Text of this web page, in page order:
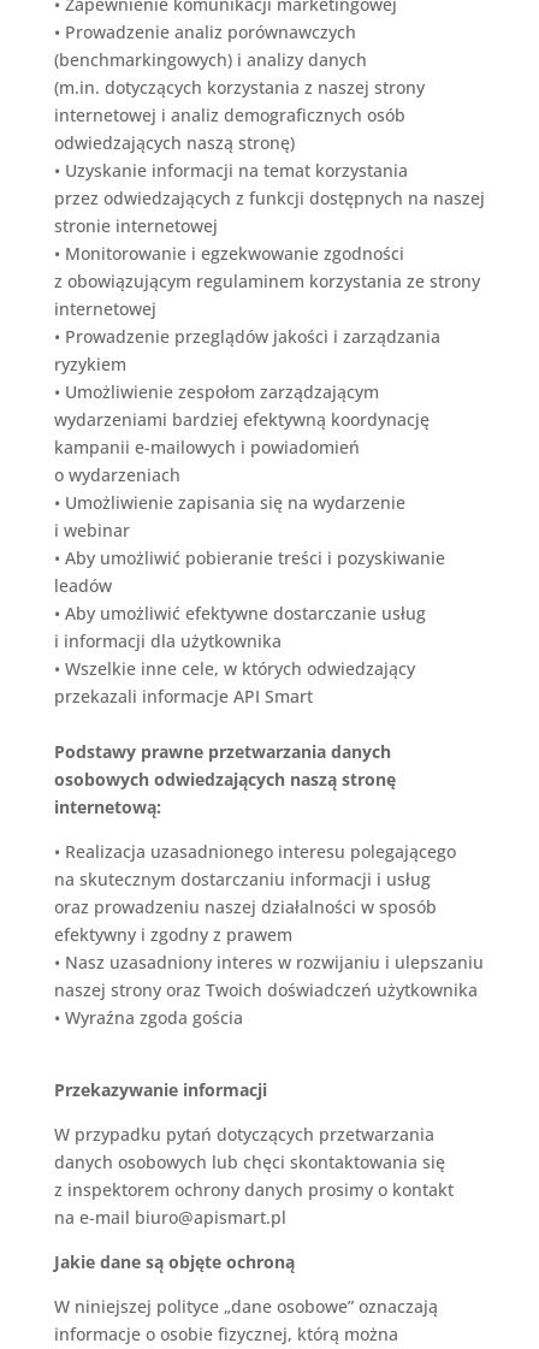
• Prowadzenie analiz porównawczych
(benchmarkingowych) i analizy danych
(m.in. dotyczących korzystania z naszej strony
internetowej i analiz demograficznych osób
odwiedzających naszą stronę)
• Uzyskanie informacji na temat korzystania
przez odwiedzających z funkcji dostępnych na naszej
stronie internetowej
• Monitorowanie i egzekwowanie zgodności
z obowiązującym regulaminem korzystania ze strony
internetowej
• Prowadzenie przeglądów jakości i zarządzania
ryzykiem
• Umożliwienie zespołom zarządzającym
wydarzeniami bardziej efektywną koordynację
kampanii e-mailowych i powiadomień
o wydarzeniach
• Umożliwienie zapisania się na wydarzenie
i webinar
• Aby umożliwić pobieranie treści i pozyskiwanie
leadów
• Aby umożliwić efektywne dostarczanie usług
i informacji dla użytkownika
• Wszelkie inne cele, w których odwiedzający
przekazali informacjeAPI Smart
Podstawy prawne przetwarzania danych
osobowych odwiedzających naszą stronę
internetową:
• Realizacja uzasadnionego interesu polegającego
na skutecznym dostarczaniu informacji i usług
oraz prowadzeniu naszej działalności w sposób
efektywny i zgodny z prawem
• Nasz uzasadniony interes w rozwijaniu i ulepszaniu
naszej strony oraz Twoich doświadczeń użytkownika
• Wyraźna zgoda gościa
Przekazywanie informacji
W przypadku pytań dotyczących przetwarzania
danych osobowych lub chęci skontaktowania się
z inspektorem ochrony danych prosimy o kontakt
na e-mail biuro@apismart.pl
Jakie dane są objęte ochroną
W niniejszej polityce „dane osobowe” oznaczają
informacje o osobie fizycznej, którą można